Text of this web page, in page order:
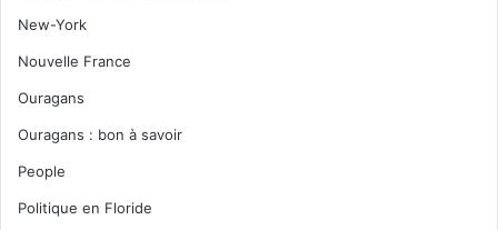
New-York
Nouvelle France
Ouragans
Ouragans : bon à savoir
People
Politique en Floride